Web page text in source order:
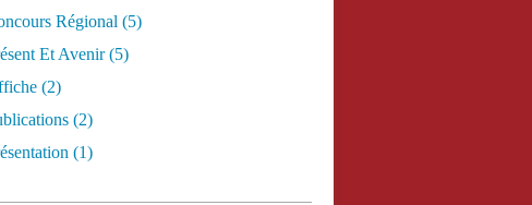
Régional (5)
Et Avenir(5)
(2)
(2)
(1)